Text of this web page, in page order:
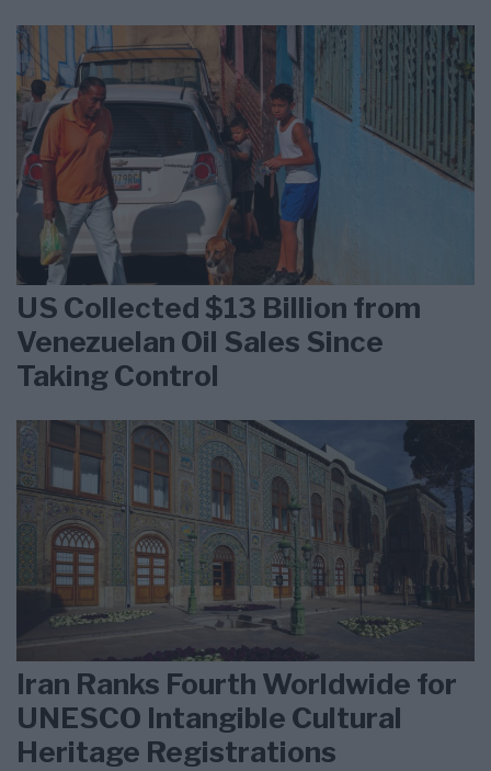
US Collected $13 Billion from
Venezuelan Oil Sales Since
Taking Control
Iran Ranks Fourth Worldwide for
UNESCO Intangible Cultural
Heritage Registrations